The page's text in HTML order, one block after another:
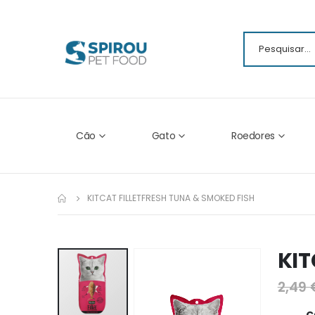
Cão Gato Roedores
KITCAT FILLETFRESH TUNA & SMOKED FISH
para
2,49